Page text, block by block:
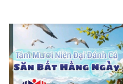
Đông Phương Huyền Huyễn
Đồng Nhân